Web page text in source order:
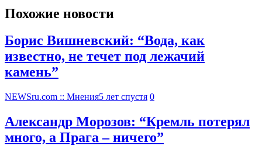
Похожие новости
Борис Вишневский: “Вода, как
известно, не течет под лежачий
камень”
NEWSru.com :: Мнения5 лет спустя 0
Александр Морозов: “Кремль потерял
много, а Прага – ничего”